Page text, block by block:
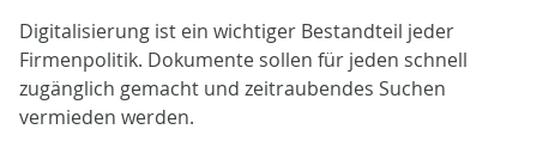
Digitalisierung ist ein wichtiger Bestandteil jeder
Firmenpolitik. Dokumente sollen für jeden schnell
zugänglich gemacht und zeitraubendes Suchen
vermieden werden.